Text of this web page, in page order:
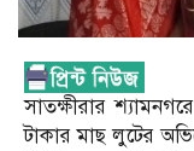
সাতক্ষীরার
টাকার মাছ লুটের